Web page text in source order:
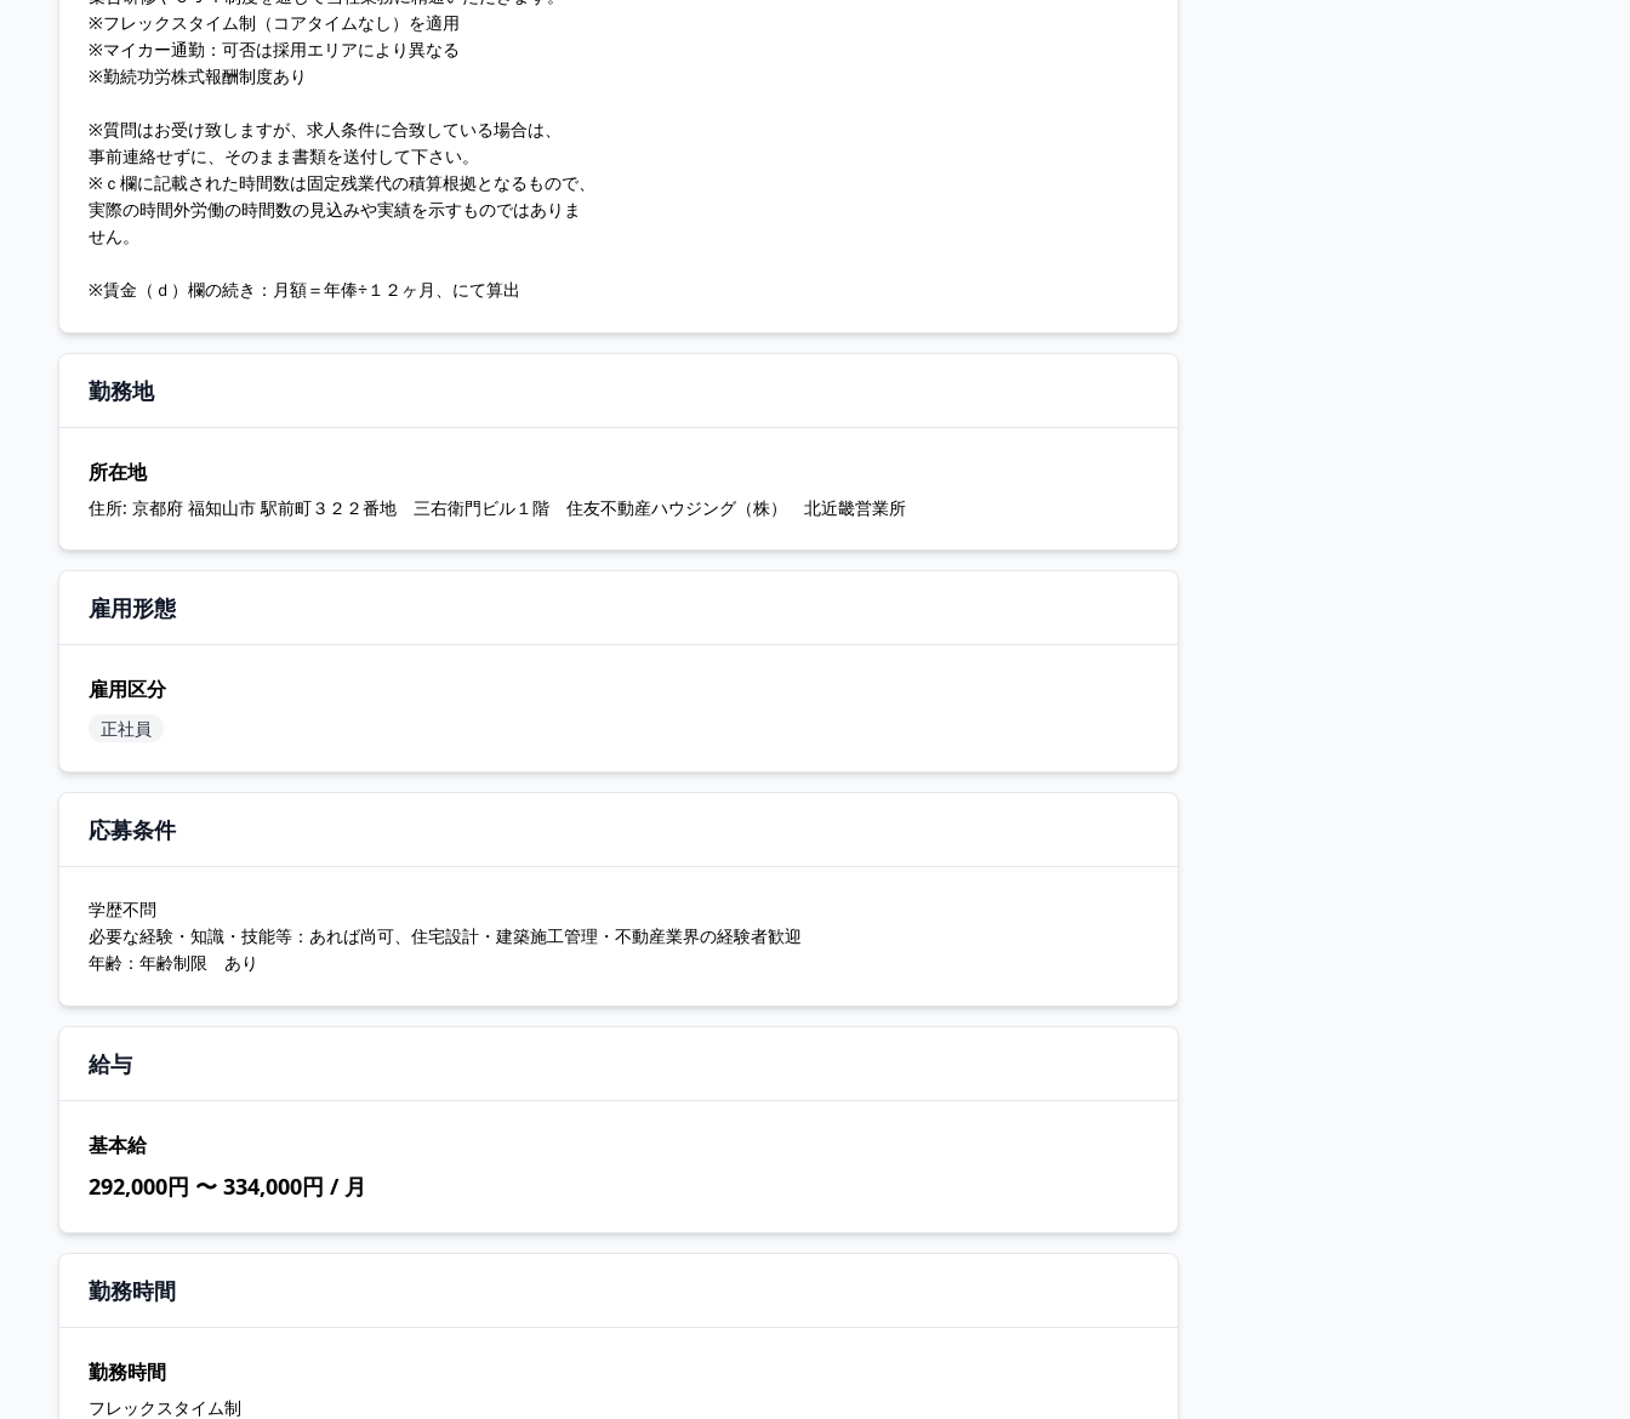
※フレックスタイム制（コアタイムなし）を適用
※マイカー通勤：可否は採用エリアにより異なる
※勤続功労株式報酬制度あり
※質問はお受け致しますが、求人条件に合致している場合は、
事前連絡せずに、そのまま書類を送付して下さい。
※ｃ欄に記載された時間数は固定残業代の積算根拠となるもので、
実際の時間外労働の時間数の見込みや実績を示すものではありま
せん。
※賃金（ｄ）欄の続き：月額＝年俸÷１２ヶ月、にて算出
勤務地
所在地
住所: 京都府 福知山市 駅前町３２２番地 三右衛門ビル１階 住友不動産ハウジング（株） 北近畿営業所
雇用形態
雇用区分
正社員
応募条件
学歴不問
必要な経験・知識・技能等：あれば尚可、住宅設計・建築施工管理・不動産業界の経験者歓迎
年齢：年齢制限 あり
給与
基本給
292,000円 〜 334,000円 / 月
勤務時間
勤務時間
フレックスタイム制